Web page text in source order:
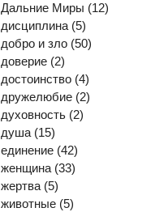
Дальние Миры (12)
дисциплина (5)
добро и зло (50)
доверие (2)
достоинство (4)
дружелюбие (2)
духовность (2)
душа (15)
единение (42)
женщина (33)
жертва (5)
животные (5)